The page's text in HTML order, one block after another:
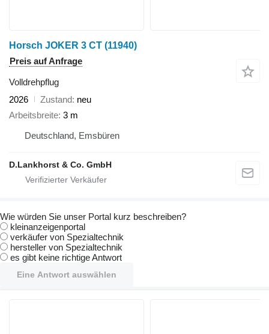
Horsch JOKER 3 CT (11940)
Preis auf Anfrage
Volldrehpflug
2026
Zustand neu
Arbeitsbreite 3 m
Deutschland, Emsbüren
D.Lankhorst & Co. GmbH
Wie würden Sie unser Portal kurz beschreiben?
kleinanzeigenportal
verkäufer von Spezialtechnik
hersteller von Spezialtechnik
es gibt keine richtige Antwort
Eine Antwort auswählen